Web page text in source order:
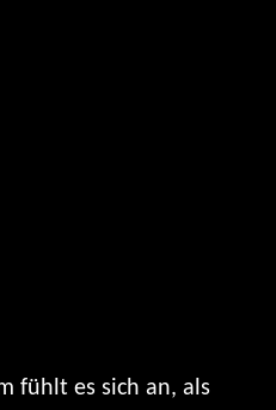
fühlt es sich an, als